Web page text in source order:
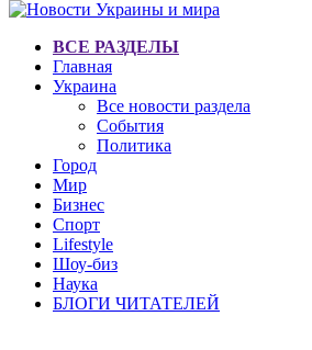
ВСЕ РАЗДЕЛЫ
Главная
Украина
Все новости раздела
События
Политика
Город
Мир
Бизнес
Спорт
Lifestyle
Шоу-биз
Наука
БЛОГИ ЧИТАТЕЛЕЙ